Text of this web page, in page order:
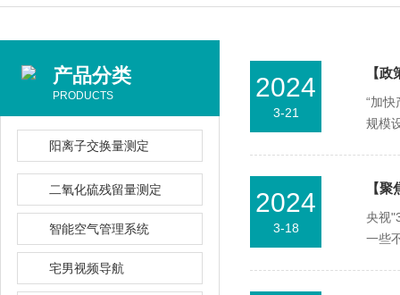
产品分类
PRODUCTS
阳离子交换量测定
二氧化硫残留量测定
智能空气管理系统
宅男视频导航
2024
3-21
【
“加快
规模
2024
3-18
【
央视
一些